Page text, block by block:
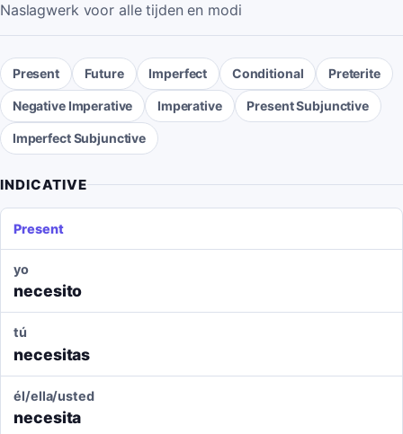
Naslagwerk voor alle tijden en modi
Present Future Imperfect Conditional Preterite
Negative Imperative Imperative Present Subjunctive
Imperfect Subjunctive
INDICATIVE
Present
yo
necesito
tú
necesitas
él/ella/usted
necesita